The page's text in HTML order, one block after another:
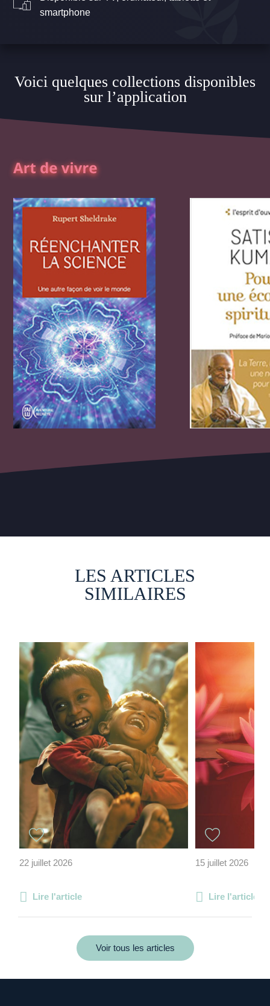
smartphone
Voici quelques collections disponibles
sur l’application
LES ARTICLES
SIMILAIRES
22 juillet 2026
Lire l'article
15 juillet 2026
Lire l'article
Voir tous les articles